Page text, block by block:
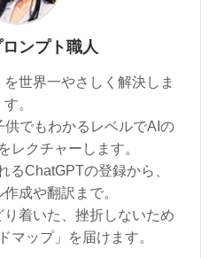
ンプト職人
を世界一やさしく解決しま
す。
でもわかるレベルでAIの
レクチャーします。
るChatGPTの登録から、
成や翻訳まで。
着いた、挫折しないため
マップ」を届けます。